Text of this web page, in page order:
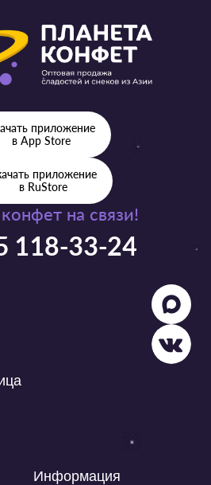
на связи!
118-33-24
Информация
приложение
в App Store
приложение
в RuStore